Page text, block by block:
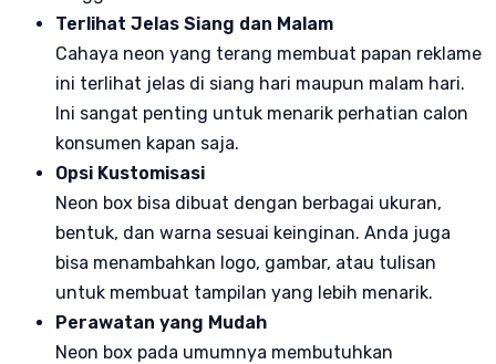
Terlihat Jelas Siang dan Malam
Cahaya neon yang terang membuat papan reklame
ini terlihat jelas di siang hari maupun malam hari.
Ini sangat penting untuk menarik perhatian calon
konsumen kapan saja.
Opsi Kustomisasi
Neon box bisa dibuat dengan berbagai ukuran,
bentuk, dan warna sesuai keinginan. Anda juga
bisa menambahkan logo, gambar, atau tulisan
untuk membuat tampilan yang lebih menarik.
Perawatan yang Mudah
Neon box pada umumnya membutuhkan